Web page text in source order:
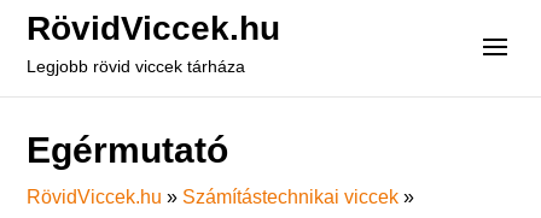
RövidViccek.hu
Legjobb rövid viccek tárháza
Egérmutató
RövidViccek.hu » Számítástechnikai viccek »